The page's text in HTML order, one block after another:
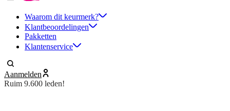
Waarom dit keurmerk?
Klantbeoordelingen
Pakketten
Klantenservice
Aanmelden
Ruim 9.600 leden!